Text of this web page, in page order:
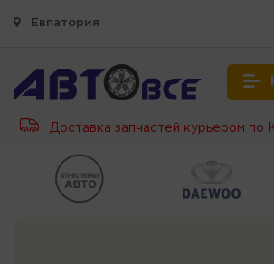
Евпатория
Доставка запчастей курьером по